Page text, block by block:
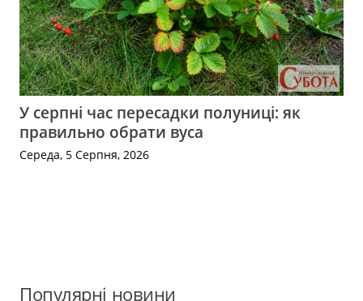
У серпні час пересадки полуниці: як
правильно обрати вуса
Середа, 5 Серпня, 2026
Популярні новини